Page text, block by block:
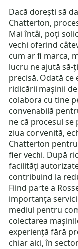
Dacă dorești să
Chatterton,
Mai întâi, poți
vechi oferind
cum ar fi marca,
lucru ne ajută să-
precisă. Odată
ridicării mașinii
colabora cu tine
convenabilă
ne că procesul
ziua convenită,
Chatterton
fier vechi. După
facilități
contribuind la
Fiind parte a
importanța
mediul pentru
colectarea
experiență fără
chiar aici, în